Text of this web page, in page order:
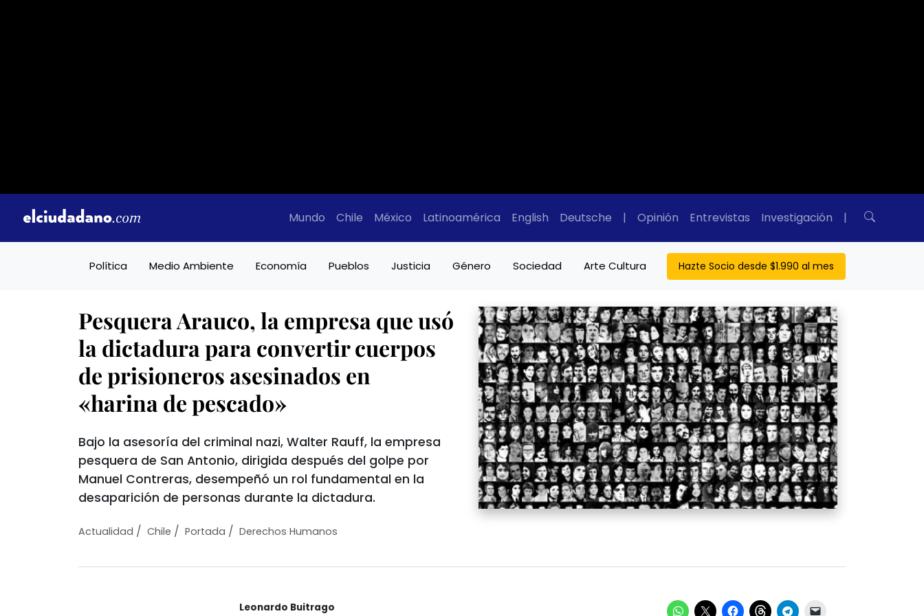
Mundo Chile México Latinoamérica English Deutsche | Opinión Entrevistas Investigación |
Política Medio Ambiente Economía Pueblos Justicia Género Sociedad Arte Cultura Hazte Socio desde $1.990 al mes
Pesquera Arauco, la empresa que usó
la dictadura para convertir cuerpos
de prisioneros asesinados en
«harina de pescado»
Bajo la asesoría del criminal nazi, Walter Rauff, la empresa
pesquera de San Antonio, dirigida después del golpe por
Manuel Contreras, desempeñó un rol fundamental en la
desaparición de personas durante la dictadura.
Actualidad / Chile / Portada / Derechos Humanos
Leonardo Buitrago